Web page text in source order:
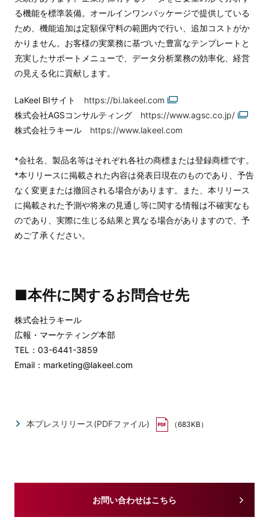
る機能を標準装備。オールインワンパッケージで提供している
ため、機能追加は定額保守料の範囲内で行い、追加コストがか
かりません。お客様の実業務に基づいた豊富なテンプレートと
充実したサポートメニューで、データ分析業務の効率化、経営
の見える化に貢献します。
LaKeel BIサイト https://bi.lakeel.com
株式会社AGSコンサルティング https://www.agsc.co.jp/​​​​​​​
株式会社ラキール https://www.lakeel.com
*会社名、製品名等はそれぞれ各社の商標または登録商標です。
*本リリースに掲載された内容は発表日現在のものであり、予告
なく変更または撤回される場合があります。また、本リリース
に掲載された予測や将来の見通し等に関する情報は不確実なも
のであり、実際に生じる結果と異なる場合がありますので、予
めご了承ください。
■本件に関するお問合せ先
株式会社ラキール
広報・マーケティング本部
TEL：03-6441-3859
Email：marketing@lakeel.com
本プレスリリース(PDFファイル) （683KB）
お問い合わせはこちら